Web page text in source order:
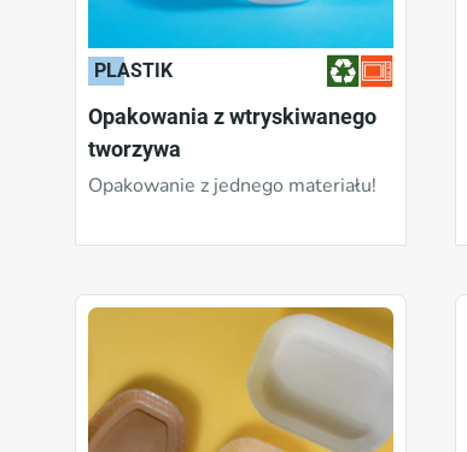
PLASTIK
Opakowania z wtryskiwanego
tworzywa
Opakowanie z jednego materiału!